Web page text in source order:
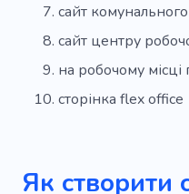
сайт
сайт центру
на робочому місці
сторінка flex office
Як створити